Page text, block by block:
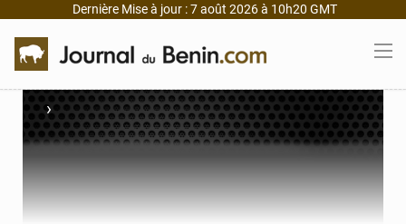
Dernière Mise à jour : 7 août 2026 à 10h20 GMT
›